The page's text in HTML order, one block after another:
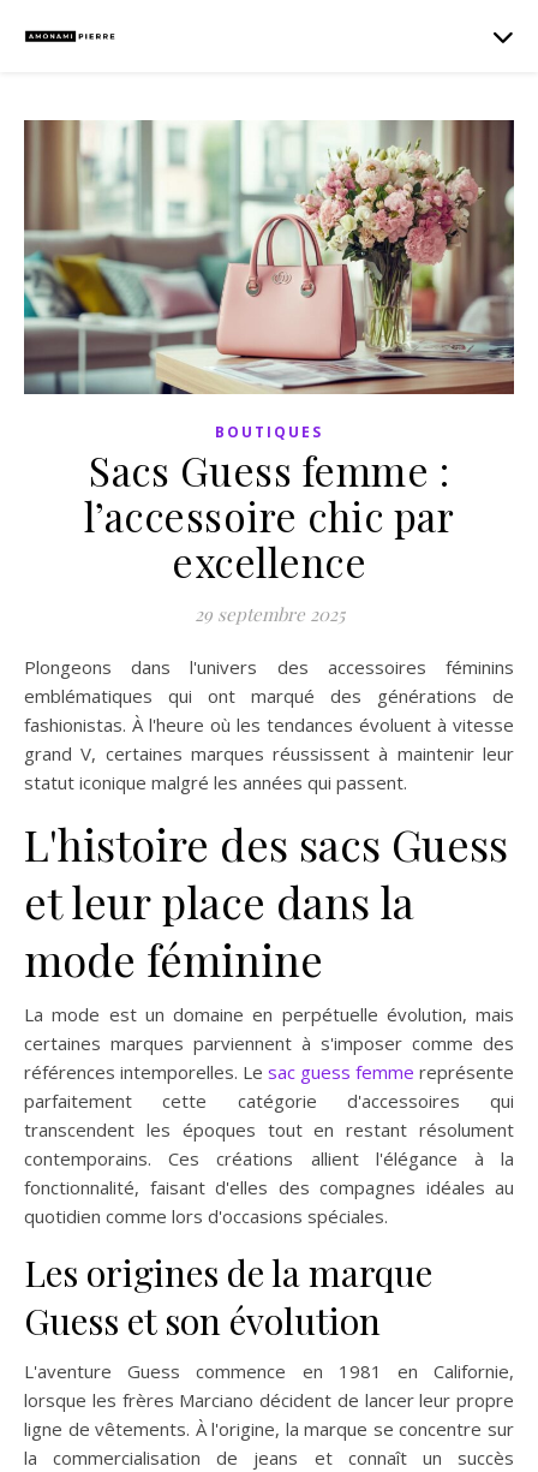
BOUTIQUES
Sacs Guess femme :
l’accessoire chic par
excellence
29 septembre 2025
Plongeons dans l'univers des accessoires féminins
emblématiques qui ont marqué des générations de
fashionistas. À l'heure où les tendances évoluent à vitesse
grand V, certaines marques réussissent à maintenir leur
statut iconique malgré les années qui passent.
L'histoire des sacs Guess
et leur place dans la
mode féminine
La mode est un domaine en perpétuelle évolution, mais
certaines marques parviennent à s'imposer comme des
références intemporelles. Le sac guess femme représente
parfaitement cette catégorie d'accessoires qui
transcendent les époques tout en restant résolument
contemporains. Ces créations allient l'élégance à la
fonctionnalité, faisant d'elles des compagnes idéales au
quotidien comme lors d'occasions spéciales.
Les origines de la marque
Guess et son évolution
L'aventure Guess commence en 1981 en Californie,
lorsque les frères Marciano décident de lancer leur propre
ligne de vêtements. À l'origine, la marque se concentre sur
la commercialisation de jeans et connaît un succès